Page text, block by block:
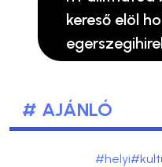
kereső elöl
# AJÁNLÓ
#helyi